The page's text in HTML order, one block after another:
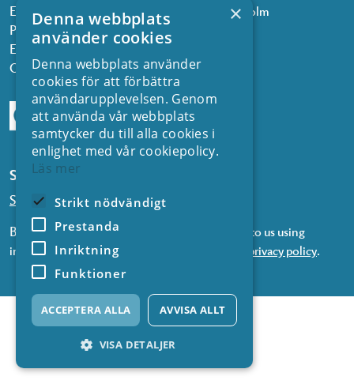
Energiforsk, Olof Palmes gata 11, 101 53 Stockholm
Phone: +468 677 25 30
Email:kontakt@energiforsk.se
Org.nr: 556974-2116
Subscribe to our newsletters
Subscribe to news from SVC
By subscribing to our newsletters, you consent to us using
information about you in accordance with our
privacy policy.
×
Denna webbplats
använder cookies
Denna webbplats använder
cookies för att förbättra
användarupplevelsen. Genom
att använda vår webbplats
samtycker du till alla cookies i
enlighet med vår cookiepolicy.
Läs mer
Strikt nödvändigt
Prestanda
Inriktning
Funktioner
ACCEPTERA ALLA AVVISA ALLT
VISA DETALJER